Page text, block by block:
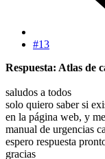
#13
Respuesta: Atlas de
saludos a todos
solo quiero saber si
en la página web, y
manual de urgencias
espero respuesta
gracias